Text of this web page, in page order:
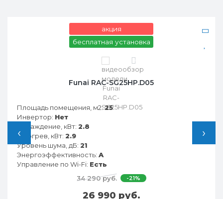
‹
акция
бесплатная установка
Funai RAC-SG25HP.D05
Площадь помещения, м2:25
Инвертор: Нет
Охлаждение, кВт: 2.8
Обогрев, кВт: 2.9
Уровень шума, дБ: 21
Энергоэффективность: A
Управление по Wi-Fi: Есть
34 290 руб.
-21%
26 990 руб.
›